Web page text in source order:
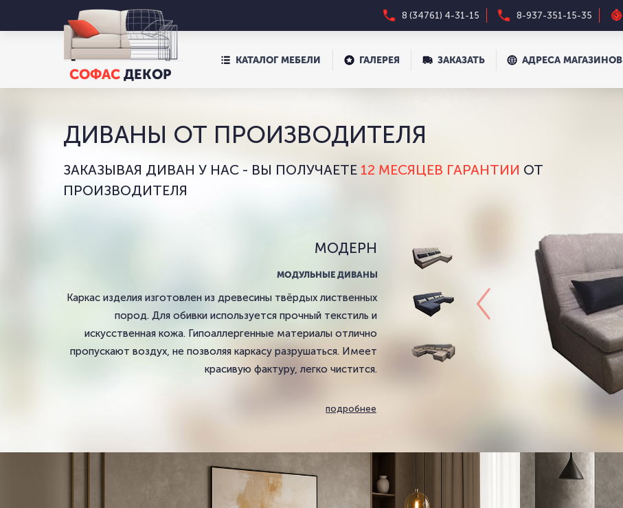
ГАЛЕРЕЯ ЗАКАЗАТЬ АДРЕСА МАГАЗИНОВ
СОФАС ДЕКОР
СОФАСДЕКОР
КАТАЛОГ МЕБЕЛИ ГАЛЕРЕЯ ЗАКАЗАТЬ АДРЕСА МАГАЗИНОВ
8 (34761) 4-31-15 8-937-351-15-35
МОДЕРН
МОДУЛЬНЫЕ ДИВАНЫ
Каркас изделия изготовлен из древесины твёрдых лиственных
пород. Для обивки используется прочный текстиль и
искусственная кожа. Гипоаллергенные материалы отлично
пропускают воздух, не позволяя каркасу разрушаться. Имеет
красивую фактуру, легко чистится.
подробнее
ДИВАНЫ ОТ ПРОИЗВОДИТЕЛЯ
ЗАКАЗЫВАЯ ДИВАН У НАС - ВЫ ПОЛУЧАЕТЕ 12 МЕСЯЦЕВ ГАРАНТИИ ОТ
ПРОИЗВОДИТЕЛЯ